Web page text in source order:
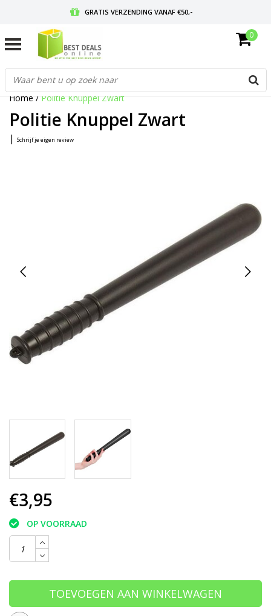
GRATIS VERZENDING VANAF €50,-
GRATIS RETOURNEREN EN 30 DAGEN BEDENKTIJD
0
Home/Politie Knuppel Zwart
Politie Knuppel Zwart
| Schrijf je eigen review
€3,95
OP VOORRAAD
TOEVOEGEN AAN WINKELWAGEN